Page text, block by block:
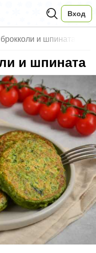
Вход
и шпината
и шпината